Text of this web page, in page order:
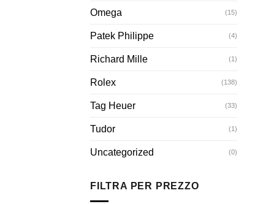
Omega (15)
Patek Philippe (4)
Richard Mille (1)
Rolex (138)
Tag Heuer (33)
Tudor (1)
Uncategorized (0)
FILTRA PER PREZZO